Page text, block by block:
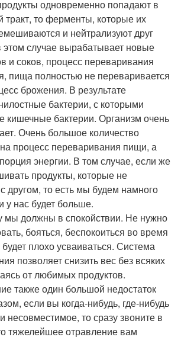
одновременно попадают в
то ферменты, которые их
и нейтрализуют друг
этом случае вырабатывает новые
и соков, процесс переваривания
пища полностью не переваривается
брожения. В результате
бактерии, с которыми
кишечные бактерии. Организм очень
Очень большое количество
на процесс переваривания пищи, а
энергии. В том случае, если же
продукты, которые не
другом, то есть мы будем намного
у нас будет больше.
мы должны в спокойствии. Не нужно
бояться, беспокоиться во время
плохо усваиваться. Система
позволяет снизить вес без всяких
от любимых продуктов.
также один большой недостаток
если вы когда-нибудь, где-нибудь
несовместимое, то сразу звоните в
тяжелейшее отравление вам